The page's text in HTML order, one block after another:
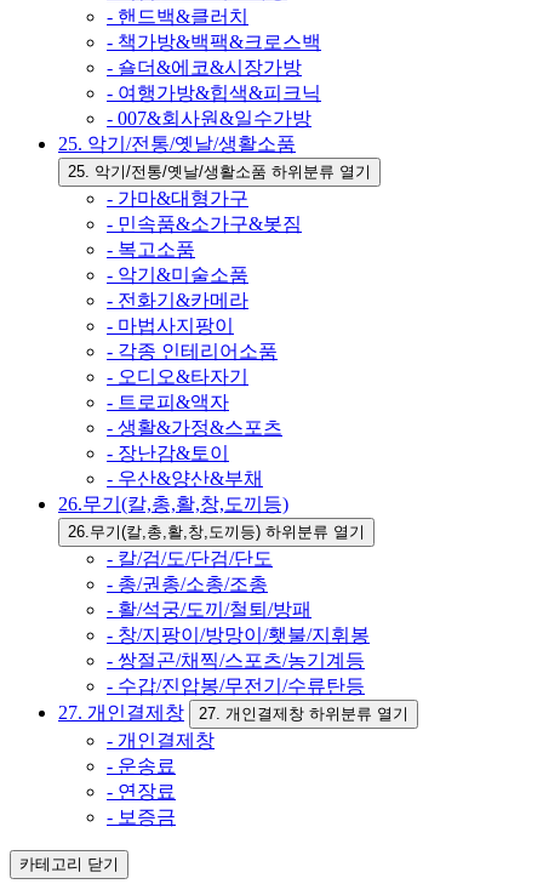
- 핸드백&클러치
- 책가방&백팩&크로스백
- 숄더&에코&시장가방
- 여행가방&힙색&피크닉
- 007&회사원&일수가방
25. 악기/전통/옛날/생활소품
25. 악기/전통/옛날/생활소품 하위분류 열기
- 가마&대형가구
- 민속품&소가구&봇짐
- 복고소품
- 악기&미술소품
- 전화기&카메라
- 마법사지팡이
- 각종 인테리어소품
- 오디오&타자기
- 트로피&액자
- 생활&가정&스포츠
- 장난감&토이
- 우산&양산&부채
26.무기(칼,총,활,창,도끼등)
26.무기(칼,총,활,창,도끼등) 하위분류 열기
- 칼/검/도/단검/단도
- 총/권총/소총/조총
- 활/석궁/도끼/철퇴/방패
- 창/지팡이/방망이/횃불/지휘봉
- 쌍절곤/채찍/스포츠/농기계등
- 수갑/진압봉/무전기/수류탄등
27. 개인결제창
27. 개인결제창 하위분류 열기
- 개인결제창
- 운송료
- 연장료
- 보증금
카테고리 닫기